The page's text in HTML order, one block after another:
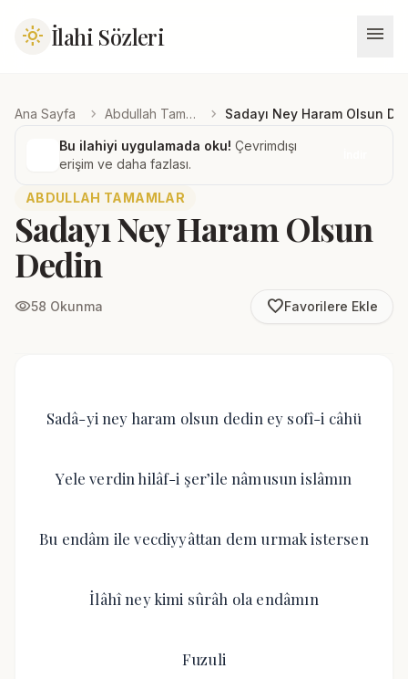
light_mode İlahi Sözleri menu
Ana Sayfa chevron_right Abdullah Tamamlar chevron_right Sadayı Ney Haram Olsun
Bu ilahiyi uygulamada oku! Çevrimdışı
erişim ve daha fazlası.
ABDULLAH TAMAMLAR
Sadayı Ney Haram Olsun
Dedin
visibility58 Okunma favorite_borderFavorilere Ekle
Sadâ-yi ney haram olsun dedin ey sofî-i câhü
Yele verdin hilâf-i şer’ile nâmusun islâmın
Bu endâm ile vecdiyyâttan dem urmak istersen
İlâhî ney kimi sûrâh ola endâmın
Fuzuli